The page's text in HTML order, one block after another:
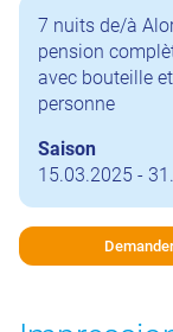
7 nuits de/à
pension
avec bouteille
personne
Saison
15.03.2025 -